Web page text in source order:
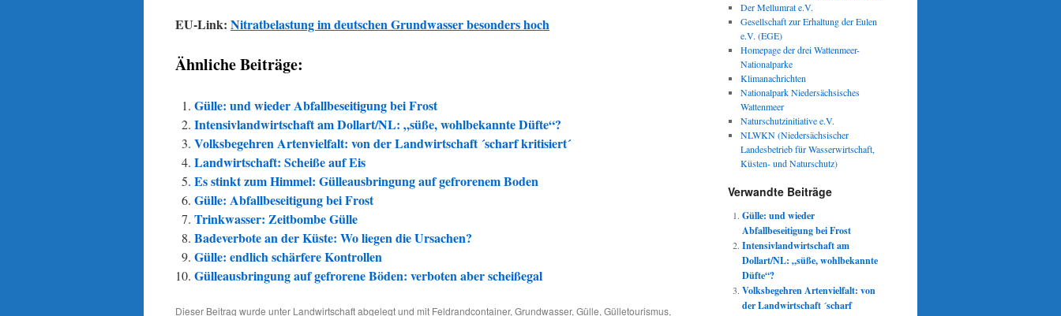
EU-Link: Nitratbelastung im deutschen Grundwasser besonders hoch
Ähnliche Beiträge:
Gülle: und wieder Abfallbeseitigung bei Frost
Intensivlandwirtschaft am Dollart/NL: „süße, wohlbekannte Düfte“?
Volksbegehren Artenvielfalt: von der Landwirtschaft ´scharf kritisiert´
Landwirtschaft: Scheiße auf Eis
Es stinkt zum Himmel: Gülleausbringung auf gefrorenem Boden
Gülle: Abfallbeseitigung bei Frost
Trinkwasser: Zeitbombe Gülle
Badeverbote an der Küste: Wo liegen die Ursachen?
Gülle: endlich schärfere Kontrollen
Gülleausbringung auf gefrorene Böden: verboten aber scheißegal
Dieser Beitrag wurde unter Landwirtschaftabgelegt und mit Feldrandcontainer, Grundwasser, Gülle, Gülletourismus,
Der Mellumrat e.V.
Gesellschaft zur Erhaltung der Eulen
e.V. (EGE)
Homepage der drei Wattenmeer-
Nationalparke
Klimanachrichten
Nationalpark Niedersächsisches
Wattenmeer
Naturschutzinitiative e.V.
NLWKN (Niedersächsischer
Landesbetrieb für Wasserwirtschaft,
Küsten- und Naturschutz)
Verwandte Beiträge
Gülle: und wieder
Abfallbeseitigung bei Frost
Intensivlandwirtschaft am
Dollart/NL: „süße, wohlbekannte
Düfte“?
Volksbegehren Artenvielfalt: von
der Landwirtschaft ´scharf